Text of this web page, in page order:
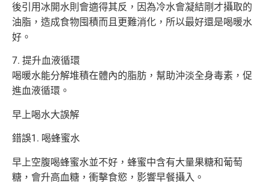
後引用冰開水則會適得其反，因為冷水會凝結剛才攝取的
油脂， 造成食物囤積而且更難消化，所以最好還是喝暖水
好。
7. 提升血液循環
喝暖水能分解堆積在體內的脂肪，幫助沖淡全身毒素，促
進血液循環 。
早上喝水大誤解
錯誤1. 喝蜂蜜水
早上空腹喝蜂蜜水並不好，蜂蜜中含有大量果糖和葡萄
糖，會升高血糖，衝擊食慾，影響早餐攝入。